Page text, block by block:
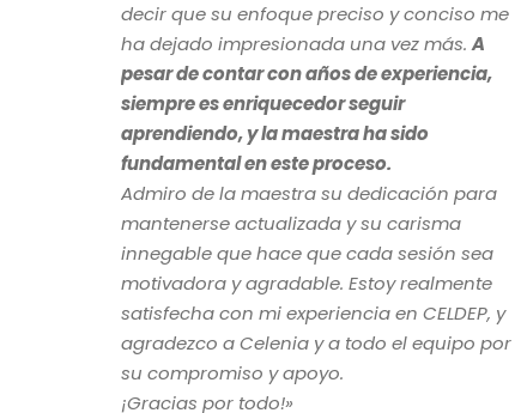
decir que su enfoque preciso y conciso me
ha dejado impresionada una vez más.A
pesar de contar con años de experiencia,
siempre es enriquecedor seguir
aprendiendo, y la maestra ha sido
fundamental en este proceso.
Admiro de la maestra su dedicación para
mantenerse actualizada y su carisma
innegable que hace que cada sesión sea
motivadora y agradable. Estoy realmente
satisfecha con mi experiencia en CELDEP, y
agradezco a Celenia y a todo el equipo por
su compromiso y apoyo.
¡Gracias por todo!»